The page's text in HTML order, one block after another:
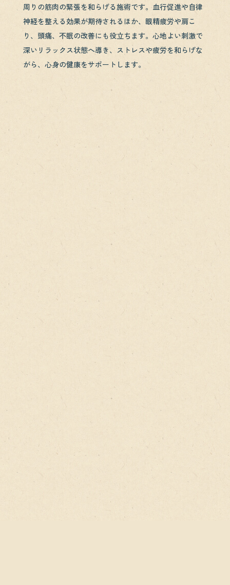
周りの筋肉の緊張を和らげる施術です。血行促進や自律
神経を整える効果が期待されるほか、眼精疲労や肩こ
り、頭痛、不眠の改善にも役立ちます。心地よい刺激で
深いリラックス状態へ導き、ストレスや疲労を和らげな
がら、心身の健康をサポートします。
当院では一人ひとりの体の状態や目標に合わせて、オー
ダーメイドのトレーニングを行います。正しいフォーム
どの不調改善にもつながります。さらに、プロの目で体
スクも軽減され、安全に継続できるのが特徴です。正し